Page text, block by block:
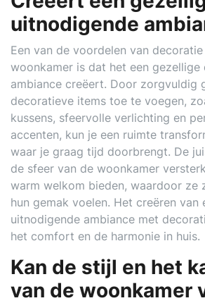
uitnodigende
Een van de voordelen van
woonkamer is dat het een gezellige
ambiance creëert. Door zorgvuldig
decoratieve items toe te voegen,
kussens, sfeervolle verlichting en
accenten, kun je een ruimte
waar je graag tijd doorbrengt. De
de sfeer van de woonkamer
warm welkom bieden, waardoor ze
hun gemak voelen. Het creëren van
uitnodigende ambiance met
het comfort en de harmonie in huis.
Kan de stijl en het
van de woonkamer